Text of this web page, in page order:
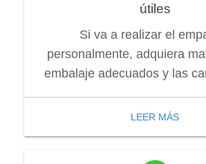
útiles
Si va a realizar el
personalmente, adquiera
embalaje adecuados y las
LEER MÁS